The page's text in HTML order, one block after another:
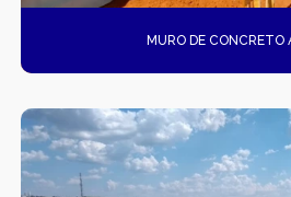
MURO DE CONCRETO